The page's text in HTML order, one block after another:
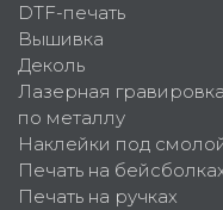
DTF-печать
Вышивка
Деколь
Лазерная гравировка
по металлу
Наклейки под
Печать на
Печать на ручках